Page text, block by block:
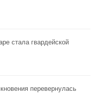
стала гвардейской
перевернулась